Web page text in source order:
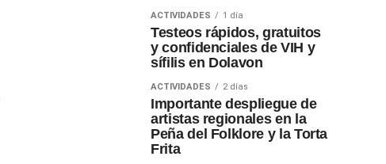
ACTIVIDADES 1 día
Testeos rápidos, gratuitos
y confidenciales de VIH y
sífilis en Dolavon
ACTIVIDADES 2 días
Importante despliegue de
artistas regionales en la
Peña del Folklore y la Torta
Frita